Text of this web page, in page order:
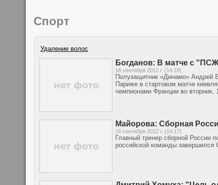
Спорт
Удаление волос
Богданов: В матче с
16 сентября 2012 г. (14:18)
Полузащитник «Динамо» Андрей
Париже в стартовом матче
чемпионами Франции во вторник,
Майорова: Сборная
16 сентября 2012 г. (14:17)
Главный тренер сборной России
российской команды